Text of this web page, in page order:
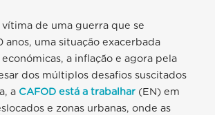
de uma guerra que se
anos, uma situação exacerbada
económicas, a inflação e agora pela
dos múltiplos desafios suscitados
a CAFOD está a trabalhar (EN) em
e zonas urbanas, onde as